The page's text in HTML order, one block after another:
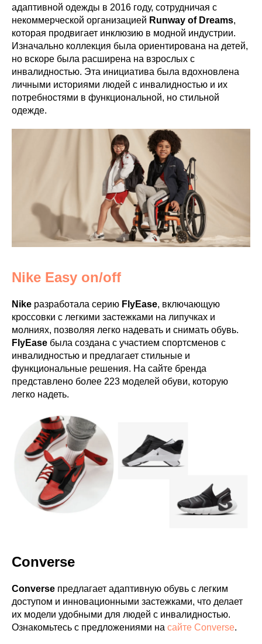
адаптивной одежды в 2016 году, сотрудничая с
некоммерческой организацией Runway of Dreams,
которая продвигает инклюзию в модной индустрии.
Изначально коллекция была ориентирована на детей,
но вскоре была расширена на взрослых с
инвалидностью. Эта инициатива была вдохновлена
личными историями людей с инвалидностью и их
потребностями в функциональной, но стильной
одежде.
Nike Easy on/off
Nike разработала серию FlyEase, включающую
кроссовки с легкими застежками на липучках и
молниях, позволяя легко надевать и снимать обувь.
FlyEase была создана с участием спортсменов с
инвалидностью и предлагает стильные и
функциональные решения. На сайте бренда
представлено более 223 моделей обуви, которую
легко надеть.
Converse
Converse предлагает адаптивную обувь с легким
доступом и инновационными застежками, что делает
их модели удобными для людей с инвалидностью.
Ознакомьтесь с предложениями на сайте Converse.